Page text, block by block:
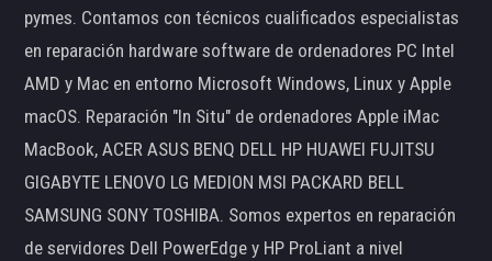
pymes. Contamos con técnicos cualificados especialistas
en reparación hardware software de ordenadores PC Intel
AMD y Mac en entorno Microsoft Windows, Linux y Apple
macOS. Reparación "In Situ" de ordenadores Apple iMac
MacBook, ACER ASUS BENQ DELL HP HUAWEI FUJITSU
GIGABYTE LENOVO LG MEDION MSI PACKARD BELL
SAMSUNG SONY TOSHIBA. Somos expertos en reparación
de servidores Dell PowerEdge y HP ProLiant a nivel